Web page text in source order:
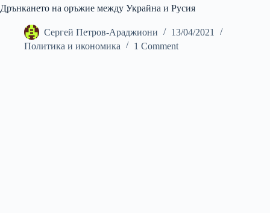
Дрънкането на оръжие между Украйна и Русия
Сергей Петров-Араджиони
13/04/2021
Политика и икономика
1 Comment